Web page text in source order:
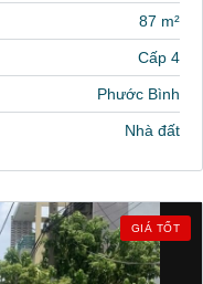
87 m²
Cấp 4
Phước Bình
Nhà đất
GIÁ TỐT